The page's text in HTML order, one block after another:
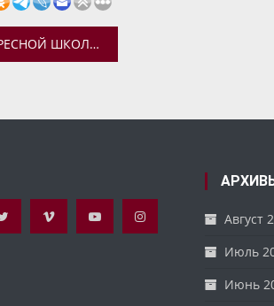
ВОЗОБНОВЛЯЮТСЯ ОЧНЫЕ ЗАНЯТИЯ
Август
Июль
Июнь